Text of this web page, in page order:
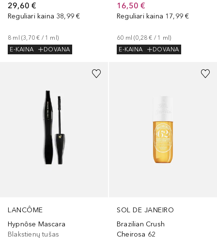
29,60 €
Reguliari kaina 38,99 €
8 ml (3,70 € / 1 ml )
E-KAINA
DOVANA
16,50 €
Reguliari kaina 17,99 €
60 ml (0,28 € / 1 ml)
E-KAINA
DOVANA
LANCÔME
Hypnôse Mascara
Blakstienų tušas
SOL DE JANEIRO
Brazilian Crush
Cheirosa 62